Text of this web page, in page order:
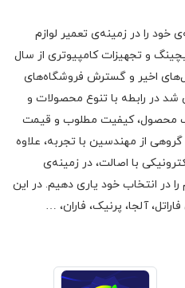
خود را در زمینه‌‌ی تعمیر لوازم
و تجهیزات کامپیوتری از سال
اخیر و گسترش فروشگاه‌های
شد در رابطه با تنوع محصولات و
محصول، کیفیت مطلوب و قیمت
از مهندسین با تجربه، علاوه
با اصالت، در زمینه‌ی
در انتخاب خود یاری دهیم. در این
آلجا، پرنیک، فاران، …